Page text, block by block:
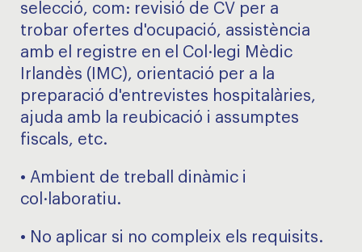
selecció, com: revisió de CV per a
trobar ofertes d'ocupació, assistència
amb el registre en el Col·legi Mèdic
Irlandès (IMC), orientació per a la
preparació d'entrevistes hospitalàries,
ajuda amb la reubicació i assumptes
fiscals, etc.
• Ambient de treball dinàmic i
col·laboratiu.
• No aplicar si no compleix els requisits.